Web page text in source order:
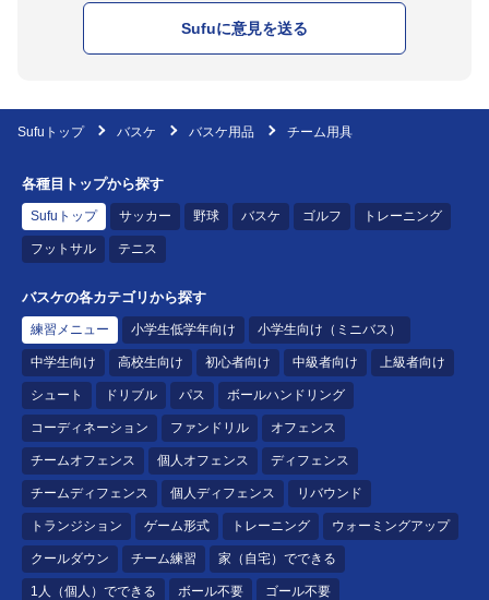
Sufuに意見を送る
Sufuトップ バスケ バスケ用品 チーム用具
各種目トップから探す
Sufuトップ サッカー 野球 バスケ ゴルフ トレーニング
フットサル テニス
バスケの各カテゴリから探す
練習メニュー 小学生低学年向け 小学生向け（ミニバス）
中学生向け 高校生向け 初心者向け 中級者向け 上級者向け
シュート ドリブル パス ボールハンドリング
コーディネーション ファンドリル オフェンス
チームオフェンス 個人オフェンス ディフェンス
チームディフェンス 個人ディフェンス リバウンド
トランジション ゲーム形式 トレーニング ウォーミングアップ
クールダウン チーム練習 家（自宅）でできる
1人（個人）でできる ボール不要 ゴール不要